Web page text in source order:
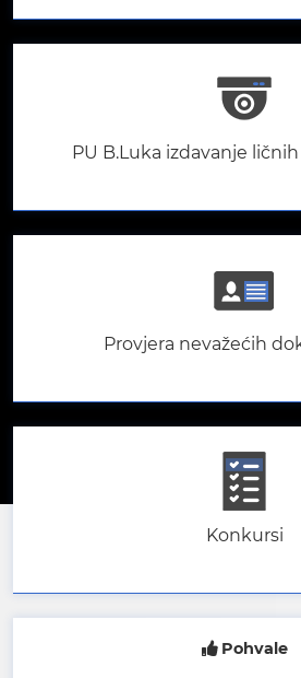
PU B.Luka izdavanje
Provjera nevažećih
Konkursi
Pohvale